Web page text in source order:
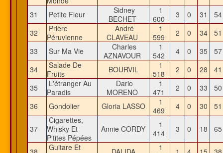
31
Petite Fleur
Sidney
BECHET
1
600
3 0 31
32
Prière
Péruvienne
André
CLAVEAU
1
599
2 0 34
33
Sur Ma Vie
Charles
AZNAVOUR
1
542
4 0 35
34
Salade De
Fruits
BOURVIL
1
518
2 0 28
35
L'étranger Au
Paradis
Dario
MORENO
1
471
2 0 33
36
Gondolier Gloria LASSO
1
469
4 0 30
37
Cigarettes,
Whisky Et
P'tites Pépées
Annie CORDY
1
414
3 0 18
Guitare Et
1